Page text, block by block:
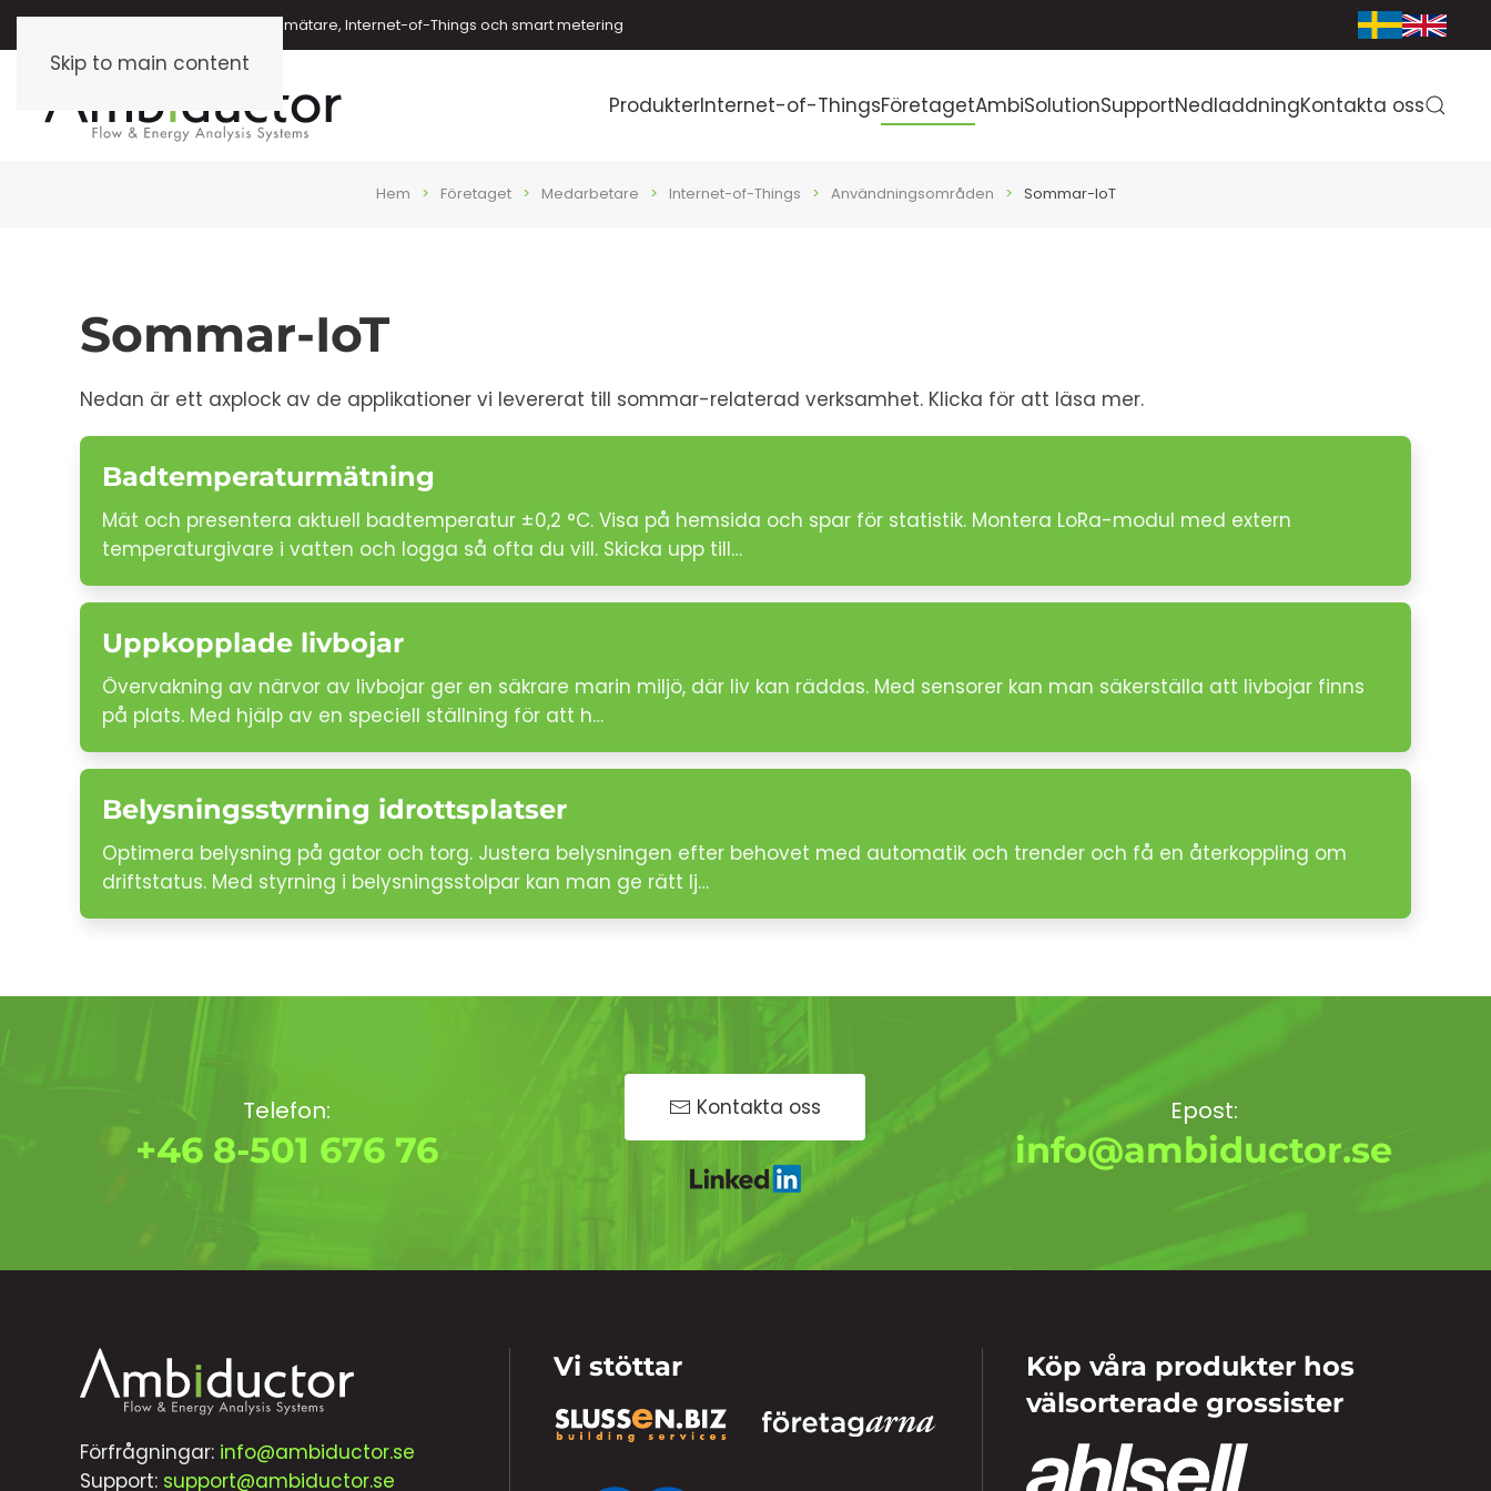
Skip to main content
Energimätare, vattenmätare, oljemätare, Internet-of-Things och smart metering
ProdukterInternet-of-ThingsFöretagetAmbiSolutionSupportNedladdningKontakta oss
Hem Företaget Medarbetare Internet-of-Things Användningsområden Sommar-IoT
Sommar-IoT
Nedan är ett axplock av de applikationer vi levererat till sommar-relaterad verksamhet. Klicka för att läsa mer.
Badtemperaturmätning
Mät och presentera aktuell badtemperatur ±0,2 °C. Visa på hemsida och spar för statistik. Montera LoRa-modul med extern
temperaturgivare i vatten och logga så ofta du vill. Skicka upp till…
Uppkopplade livbojar
Övervakning av närvor av livbojar ger en säkrare marin miljö, där liv kan räddas. Med sensorer kan man säkerställa att livbojar finns
på plats. Med hjälp av en speciell ställning för att h…
Belysningsstyrning idrottsplatser
Optimera belysning på gator och torg. Justera belysningen efter behovet med automatik och trender och få en återkoppling om
driftstatus. Med styrning i belysningsstolpar kan man ge rätt lj…
Telefon:
+46 8-501 676 76
Kontakta oss Epost:
info@ambiductor.se
Förfrågningar: info@ambiductor.se
Support: support@ambiductor.se
Vi stöttar
Köp våra produkter hos
välsorterade grossister